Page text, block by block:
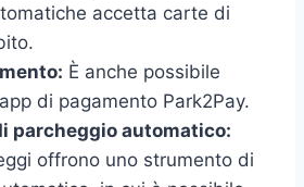
accetta carte di
È anche possibile
di pagamento Park2Pay.
parcheggio automatico:
offrono uno strumento di